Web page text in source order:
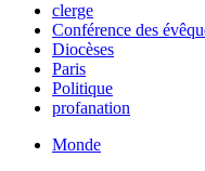
clerge
Conférence des
Diocèses
Paris
Politique
profanation
Monde